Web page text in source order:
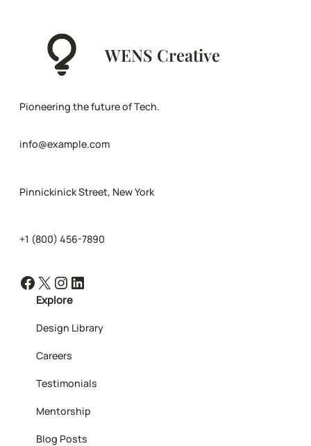
WENS Creative
Pioneering the future of Tech.
info@example.com
Pinnickinick Street, New York
+1 (800) 456-7890
Facebook X Instagram LinkedIn
Explore
Design Library
Careers
Testimonials
Mentorship
Blog Posts